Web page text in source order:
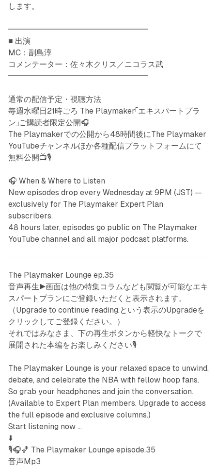
します。
━━━━━━━━━━━━━━━━━━
■ 出演
MC：副島淳
コメンテーター：佐々木クリス／ニコラス武
━━━━━━━━━━━━━━━━━━
通常の配信予定・視聴方法
毎週水曜日21時ごろ The Playmaker「エキスパートプラ
ン」ご購読者限定公開🎧
The Playmakerでの公開から48時間後にThe Playmaker
YouTubeチャンネルほか各種配信プラットフォームにて
無料公開📺🎙️
🎧 When & Where to Listen
New episodes drop every Wednesday at 9PM (JST) —
exclusively for The Playmaker Expert Plan
subscribers.
48 hours later, episodes go public on The Playmaker
YouTube channel and all major podcast platforms.
The Playmaker Lounge ep.35
音声再生▶️画面は他の特集コラムなども閲覧が可能なエキ
スパートプランにご登録いただくと表示されます。
（Upgrade to continue reading.という表示のUpgradeを
クリックしてご登録ください。）
それではみなさま、下の再生ボタンから軽快なトークで
展開された本編をお楽しみください🎙️
The Playmaker Lounge is your relaxed space to unwind,
debate, and celebrate the NBA with fellow hoop fans.
So grab your headphones and join the conversation.
(Available to Expert Plan members. Upgrade to access
the full episode and exclusive columns.)
Start listening now ...
⬇️
🎙️🎧🏀 The Playmaker Lounge episode.35
音声Mp3